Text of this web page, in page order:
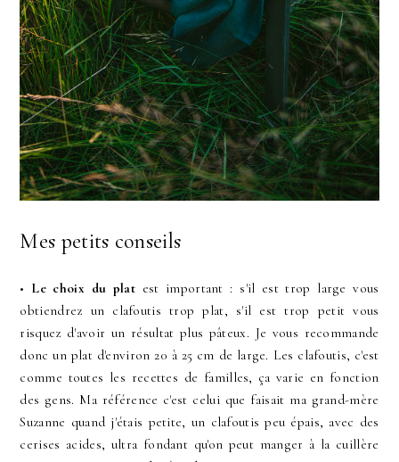
Mes petits conseils
• Le choix du platest important : s'il est trop large vous
obtiendrez un clafoutis trop plat, s'il est trop petit vous
risquez d'avoir un résultat plus pâteux. Je vous recommande
donc un plat d'environ 20 à 25 cm de large. Les clafoutis, c'est
comme toutes les recettes de familles, ça varie en fonction
des gens. Ma référence c'est celui que faisait ma grand-mère
Suzanne quand j'étais petite, un clafoutis peu épais, avec des
cerises acides, ultra fondant qu'on peut manger à la cuillère